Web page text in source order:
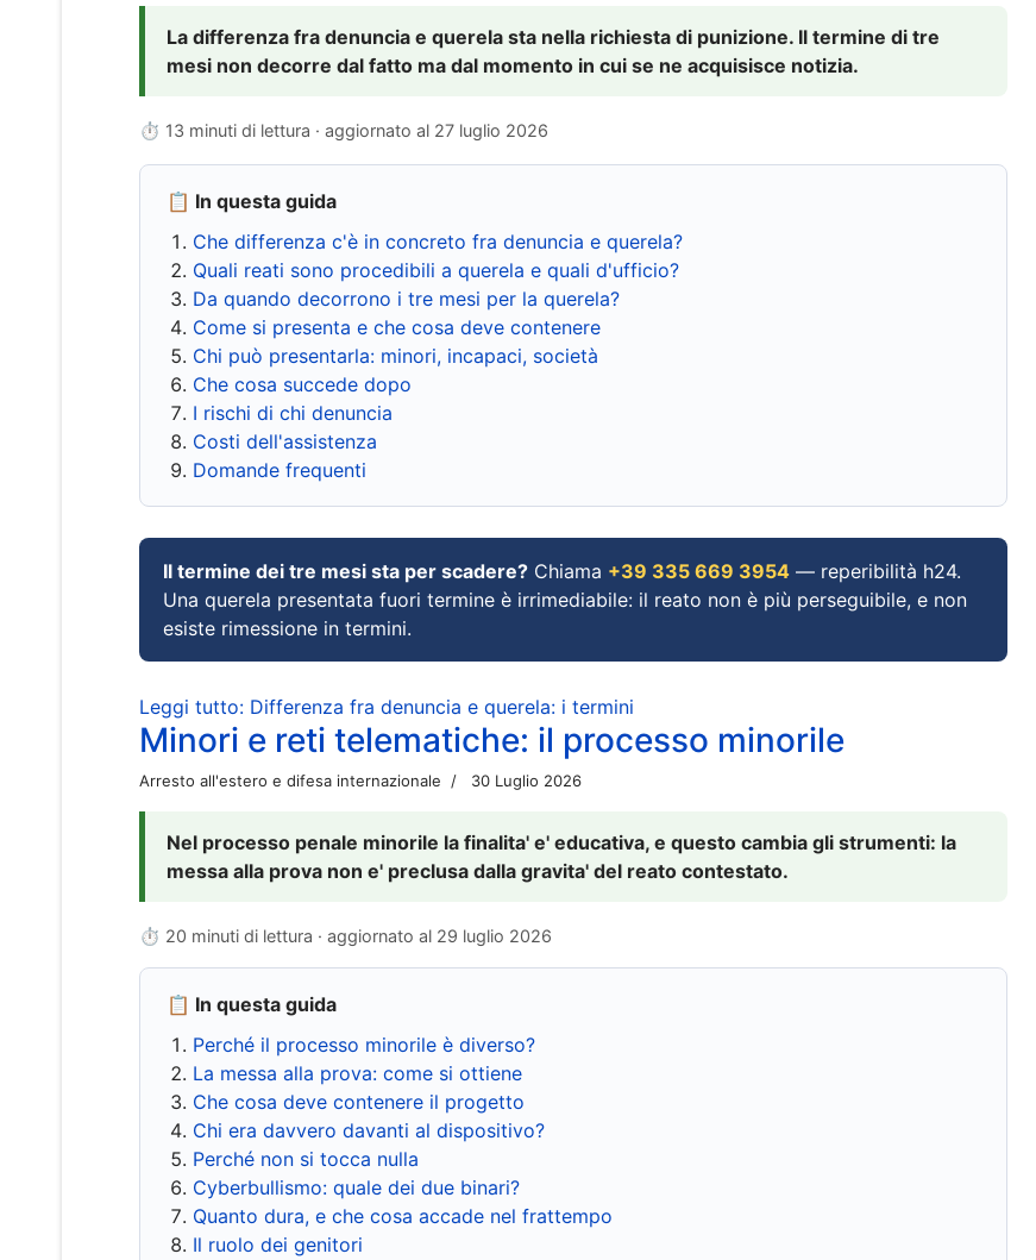
La differenza fra denuncia e querela sta nella richiesta di punizione. Il termine di tre
mesi non decorre dal fatto ma dal momento in cui se ne acquisisce notizia.
⏱ 13 minuti di lettura · aggiornato al 27 luglio 2026
📋 In questa guida
Che differenza c'è in concreto fra denuncia e querela?
Quali reati sono procedibili a querela e quali d'ufficio?
Da quando decorrono i tre mesi per la querela?
Come si presenta e che cosa deve contenere
Chi può presentarla: minori, incapaci, società
Che cosa succede dopo
I rischi di chi denuncia
Costi dell'assistenza
Domande frequenti
Il termine dei tre mesi sta per scadere? Chiama +39 335 669 3954 — reperibilità h24.
Una querela presentata fuori termine è irrimediabile: il reato non è più perseguibile, e non
esiste rimessione in termini.
Leggi tutto: Differenza fra denuncia e querela: i termini
Minori e reti telematiche: il processo minorile
Arresto all'estero e difesa internazionale 30 Luglio 2026
Nel processo penale minorile la finalita' e' educativa, e questo cambia gli strumenti: la
messa alla prova non e' preclusa dalla gravita' del reato contestato.
⏱ 20 minuti di lettura · aggiornato al 29 luglio 2026
📋 In questa guida
Perché il processo minorile è diverso?
La messa alla prova: come si ottiene
Che cosa deve contenere il progetto
Chi era davvero davanti al dispositivo?
Perché non si tocca nulla
Cyberbullismo: quale dei due binari?
Quanto dura, e che cosa accade nel frattempo
Il ruolo dei genitori